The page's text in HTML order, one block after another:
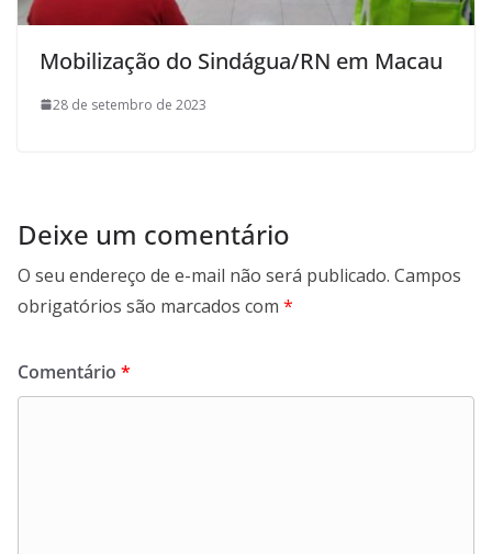
Mobilização do Sindágua/RN em Macau
28 de setembro de 2023
Deixe um comentário
O seu endereço de e-mail não será publicado. Campos
obrigatórios são marcados com *
Comentário *